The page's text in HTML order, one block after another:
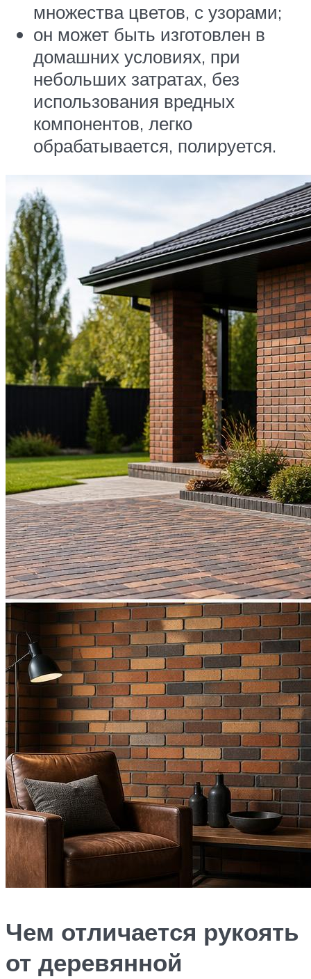
множества цветов, с узорами;
он может быть изготовлен в
домашних условиях, при
небольших затратах, без
использования вредных
компонентов, легко
обрабатывается, полируется.
Чем отличается рукоять
от деревянной